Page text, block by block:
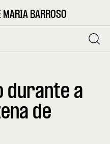
MARIA BARROSO
durante a
de